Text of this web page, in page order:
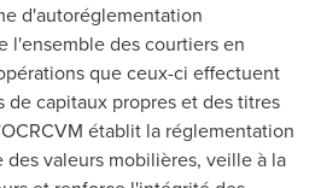
d'autoréglementation
l'ensemble des courtiers en
que ceux-ci effectuent
de capitaux propres et des titres
établit la réglementation
valeurs mobilières, veille à la